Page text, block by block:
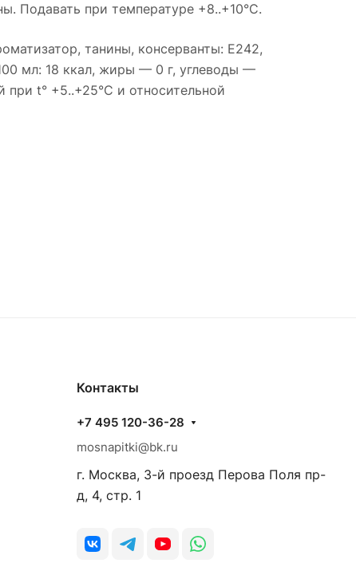
Подавать при температуре +8..+10°С.
танины, консерванты: Е242,
мл: 18 ккал, жиры — 0 г, углеводы —
при t° +5..+25°С и относительной
Контакты
+7 495 120-36-28
mosnapitki@bk.ru
г. Москва, 3-й проезд Перова Поля пр-
д, 4, стр. 1